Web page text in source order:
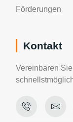
Förderungen
Kontakt
Vereinbaren